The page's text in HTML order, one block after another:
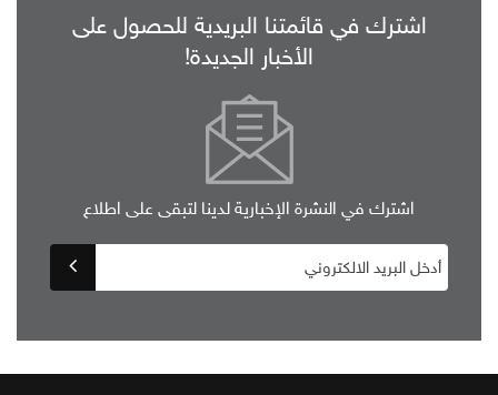
اشترك في قائمتنا البريدية للحصول على
الأخبار الجديدة!
اشترك في النشرة الإخبارية لدينا لتبقى على اطلاع